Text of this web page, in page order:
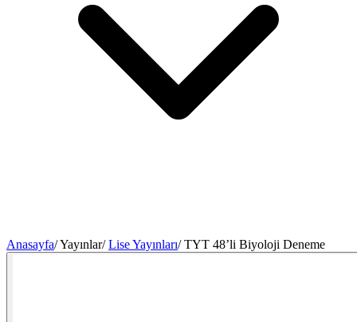
Anasayfa/Yayınlar/ Lise Yayınları/ TYT 48’li Biyoloji Deneme